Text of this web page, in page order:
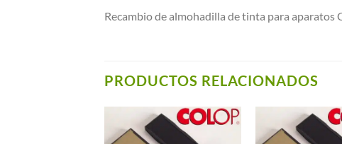
Recambio de almohadilla de tinta para
PRODUCTOS RELACIONADOS